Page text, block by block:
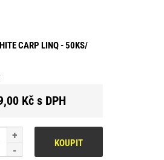
CARP LINQ - 50KS/
Kč s DPH
KOUPIT